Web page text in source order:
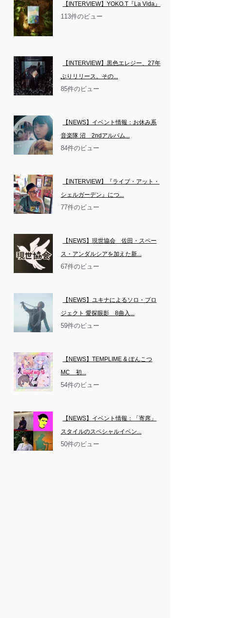
【INTERVIEW】YOKO.T『La Vida』
113件のビュー
【INTERVIEW】黒色エレジー、27年
ぶりリリース。その...
85件のビュー
【NEWS】イベント情報：お休み系
音楽隊 沼　2ndアルバム...
84件のビュー
【INTERVIEW】『ライブ・アット・
シェルガーデン』につ...
77件のビュー
【NEWS】現世協会　佐田・スペー
ス・アンダルシアを加えた新...
67件のビュー
【NEWS】ユキナによるソロ・プロ
ジェクト 愛探眼影　8曲入...
59件のビュー
【NEWS】TEMPLIME & ぽんこつ
MC　初...
54件のビュー
【NEWS】イベント情報：「寄席」
スタイルのスペシャルイベン...
50件のビュー